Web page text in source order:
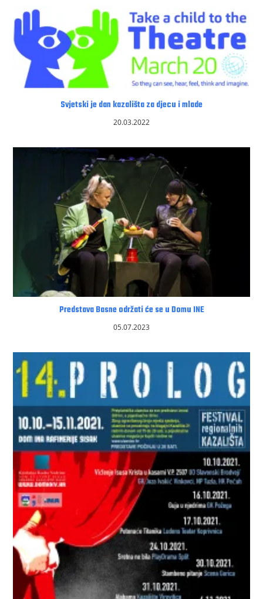
Svjetski je dan kazališta za djecu i mlade
20.03.2022
Predstava Basne održati će se u Domu INE
05.07.2023